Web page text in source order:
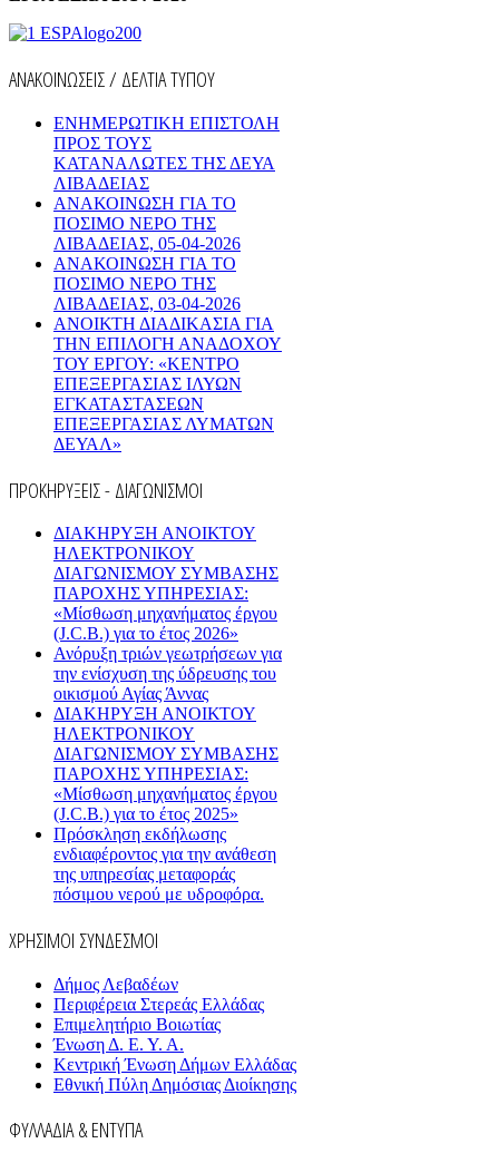
ΑΝΑΚΟΙΝΩΣΕΙΣ / ΔΕΛΤΙΑ ΤΥΠΟΥ
ΕΝΗΜΕΡΩΤΙΚΗ ΕΠΙΣΤΟΛΗ
ΠΡΟΣ ΤΟΥΣ
ΚΑΤΑΝΑΛΩΤΕΣ ΤΗΣ ΔΕΥΑ
ΛΙΒΑΔΕΙΑΣ
ΑΝΑΚΟΙΝΩΣΗ ΓΙΑ ΤΟ
ΠΟΣΙΜΟ ΝΕΡΟ ΤΗΣ
ΛΙΒΑΔΕΙΑΣ, 05-04-2026
ΑΝΑΚΟΙΝΩΣΗ ΓΙΑ ΤΟ
ΠΟΣΙΜΟ ΝΕΡΟ ΤΗΣ
ΛΙΒΑΔΕΙΑΣ, 03-04-2026
AΝΟΙΚΤΗ ΔΙΑΔΙΚΑΣΙΑ ΓΙΑ
ΤΗΝ ΕΠΙΛΟΓΗ ΑΝΑΔΟΧΟΥ
ΤΟΥ ΕΡΓΟΥ: «ΚΕΝΤΡΟ
ΕΠΕΞΕΡΓΑΣΙΑΣ ΙΛΥΩΝ
ΕΓΚΑΤΑΣΤΑΣΕΩΝ
ΕΠΕΞΕΡΓΑΣΙΑΣ ΛΥΜΑΤΩΝ
ΔΕΥΑΛ»
ΠΡΟΚΗΡΥΞΕΙΣ - ΔΙΑΓΩΝΙΣΜΟΙ
ΔΙΑΚΗΡΥΞΗ ΑΝΟΙΚΤΟΥ
ΗΛΕΚΤΡΟΝΙΚΟΥ
ΔΙΑΓΩΝΙΣΜΟΥ ΣΥΜΒΑΣΗΣ
ΠΑΡΟΧΗΣ ΥΠΗΡΕΣΙΑΣ:
«Μίσθωση μηχανήματος έργου
(J.C.B.) για το έτος 2026»
Ανόρυξη τριών γεωτρήσεων για
την ενίσχυση της ύδρευσης του
οικισμού Αγίας Άννας
ΔΙΑΚΗΡΥΞΗ ΑΝΟΙΚΤΟΥ
ΗΛΕΚΤΡΟΝΙΚΟΥ
ΔΙΑΓΩΝΙΣΜΟΥ ΣΥΜΒΑΣΗΣ
ΠΑΡΟΧΗΣ ΥΠΗΡΕΣΙΑΣ:
«Μίσθωση μηχανήματος έργου
(J.C.B.) για το έτος 2025»
Πρόσκληση εκδήλωσης
ενδιαφέροντος για την ανάθεση
της υπηρεσίας μεταφοράς
πόσιμου νερού με υδροφόρα.
ΧΡΗΣΙΜΟΙ ΣΥΝΔΕΣΜΟΙ
Δήμος Λεβαδέων
Περιφέρεια Στερεάς Ελλάδας
Επιμελητήριο Βοιωτίας
Ένωση Δ. Ε. Υ. Α.
Κεντρική Ένωση Δήμων Ελλάδας
Εθνική Πύλη Δημόσιας Διοίκησης
ΦΥΛΛΑΔΙΑ & ΕΝΤΥΠΑ